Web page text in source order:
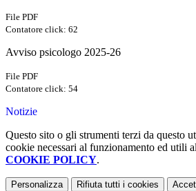
File PDF
Contatore click: 62
Avviso psicologo 2025-26
File PDF
Contatore click: 54
Notizie
Questo sito o gli strumenti terzi da questo
cookie necessari al funzionamento ed utili
COOKIE POLICY.
Personalizza Rifiuta tutti i cookies